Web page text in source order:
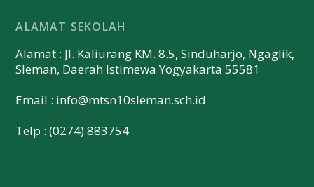
ALAMAT SEKOLAH
Alamat : Jl. Kaliurang KM. 8.5, Sinduharjo, Ngaglik,
Sleman, Daerah Istimewa Yogyakarta 55581
Email : info@mtsn10sleman.sch.id
Telp : (0274) 883754